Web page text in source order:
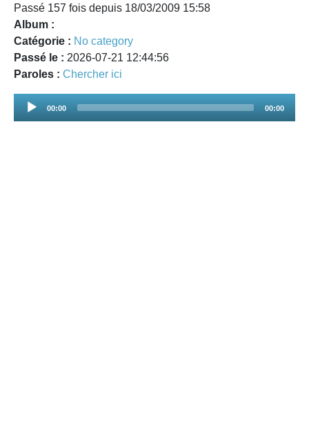
Passé 157 fois depuis 18/03/2009 15:58
Album :
Catégorie : No category
Passé le : 2026-07-21 12:44:56
Paroles : Chercher ici
Audio
00:00 00:00